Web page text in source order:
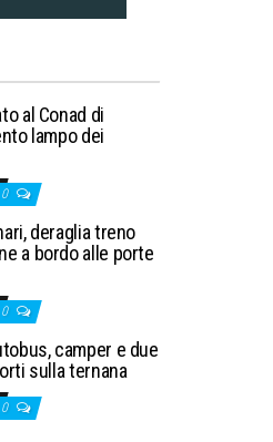
al Conad di
lampo dei
0
deraglia treno
a bordo alle porte
0
camper e due
sulla ternana
0